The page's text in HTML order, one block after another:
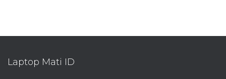
Laptop Mati ID